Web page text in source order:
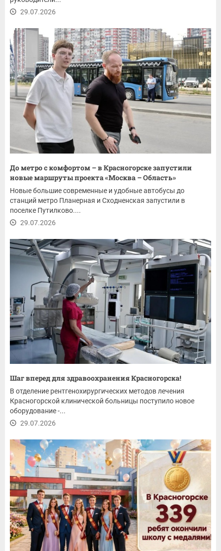
29.07.2026
До метро с комфортом – в Красногорске запустили
новые маршруты проекта «Москва – Область»
Новые большие современные и удобные автобусы до
станций метро Планерная и Сходненская запустили в
поселке Путилково....
29.07.2026
Шаг вперед для здравоохранения Красногорска!
В отделение рентгенохирургических методов лечения
Красногорской клинической больницы поступило новое
оборудование -...
29.07.2026